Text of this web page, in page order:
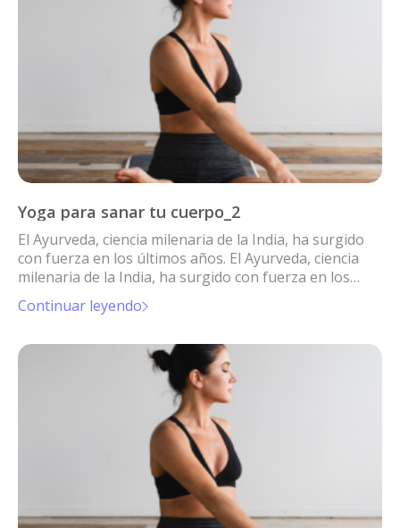
Yoga para sanar tu cuerpo_2
El Ayurveda, ciencia milenaria de la India, ha surgido
con fuerza en los últimos años. El Ayurveda, ciencia
milenaria de la India, ha surgido con fuerza en los
últimos años.
Continuar leyendo